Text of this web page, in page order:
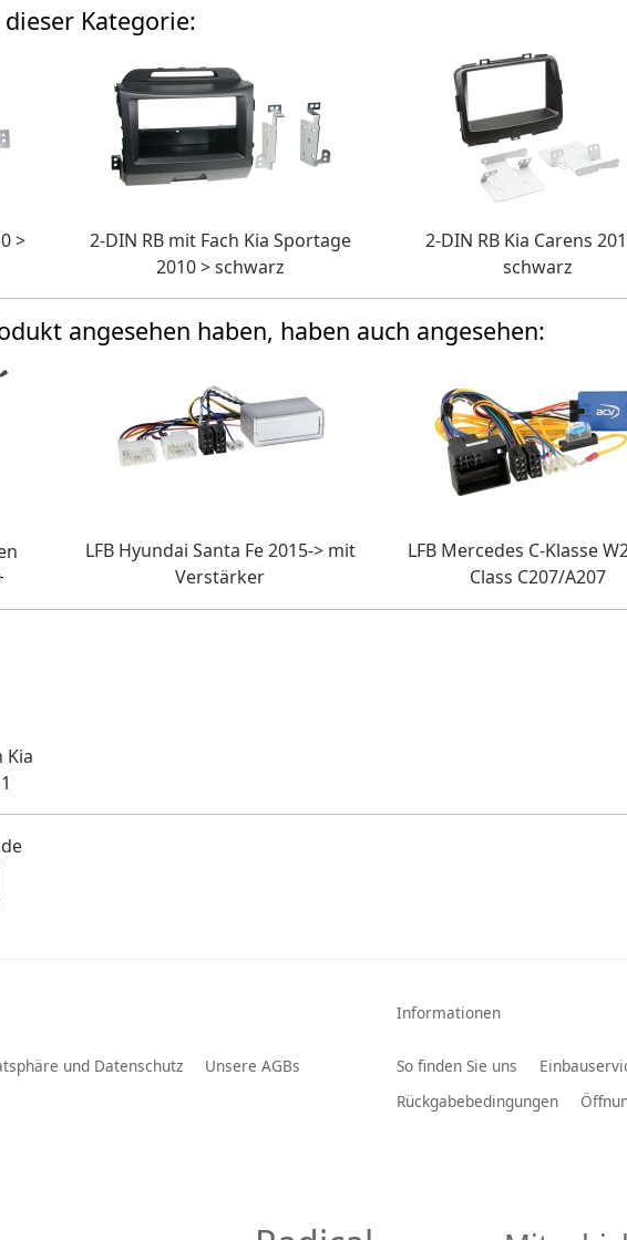
Kategorie:
>
2-DIN RB mit Fach Kia Sportage
2010 > schwarz
2-DIN RB Kia Carens
schwarz
angesehen haben, haben auch angesehen:
LFB Hyundai Santa Fe 2015-> mit
Verstärker
LFB Mercedes C-Klasse
Class C207/A207
Kia
und Datenschutz
Unsere AGBs
Informationen
So finden Sie uns
Rückgabebedingungen